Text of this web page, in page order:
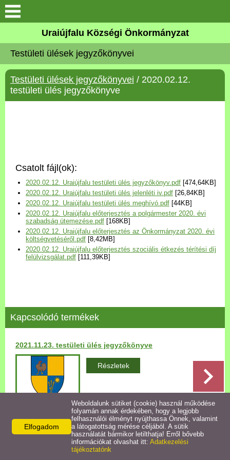
Köszöntő
Elérhetőségek
Uraiújfalu
Választási információk
Versenyképes Járások
Program
Települési Arculati
Kézikönyv
Bezerédj Amália Óvoda
Egyéb intézmények
Egyéb szolgáltatások
Egészségügyi ellátás
Uraiújfalu Sportegyesület
Uraiújfalu Községi Önkormányzat
Testületi ülések jegyzőkönyvei
Testületi ülések jegyzőkönyvei / 2020.02.12.
testületi ülés jegyzőkönyve
Csatolt fájl(ok):
2020.02.12. Uraiújfalu testületi ülés jegyzőkönyv.pdf [474,64KB]
2020.02.12. Uraiújfalu testületi ülés jelenléti iv.pdf [26,84KB]
2020.02.12. Uraiújfalu testületi ülés meghívó.pdf [44KB]
2020.02.12. Uraiújfalu előterjesztés a polgármester 2020. évi
szabadság ütemezése.pdf [168KB]
2020.02.12. Uraiújfalu előterjesztés az Önkormányzat 2020. évi
költségvetéséről.pdf [8,42MB]
2020.02.12. Uraiújfalu előterjesztés szociális étkezés térítési díj
felülvizsgálat.pdf [111,39KB]
Kapcsolódó termékek
2021.11.23. testületi ülés jegyzőkönyve
Részletek
Vissza az előző oldalra!
Elfogadom
Weboldalunk sütiket (cookie) használ működése
folyamán annak érdekében, hogy a legjobb
felhasználói élményt nyújthassa Önnek, valamint
a látogatottság mérése céljából. A sütik
használatát bármikor letilthatja! Erről bővebb
információkat olvashat itt: Adatkezelési
tájékoztatónk